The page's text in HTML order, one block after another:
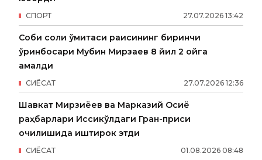
27.07.2026 13:42
СПОРТ
Собиқ солиқ қўмитаси раисининг биринчи
ўринбосари Мубин Мирзаев 8 йил 2 ойга
қамалди
27.07.2026 12:36
СИËСАТ
Шавкат Мирзиёев ва Марказий Осиё
раҳбарлари Иссиқкўлдаги Гран-приси
очилишида иштирок этди
01.08.2026 08:48
СИËСАТ